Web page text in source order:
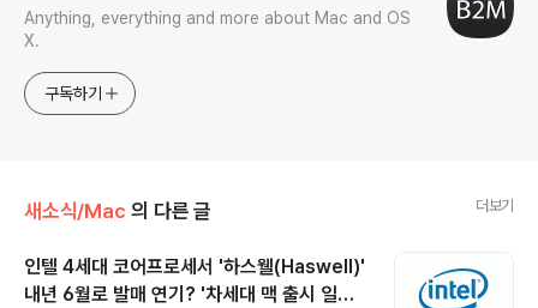
Anything, everything and more about Mac and OS
X.
구독하기
새소식/Mac 의 다른 글 더보기
인텔 4세대 코어프로세서 '하스웰(Haswell)'
내년 6월로 발매 연기? '차세대 맥 출시 일정